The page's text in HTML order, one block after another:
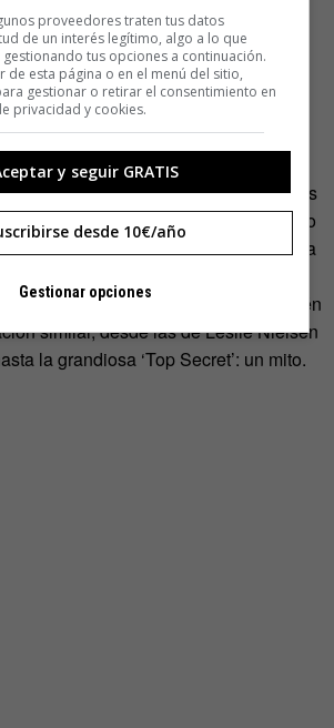
rollo posmoderno que tanto gusta. Los
deben mucho a los Monty Python, pero
también sus versiones. De más a
maestro, Gila. Las películas también
similar, desde las de Leslie Nielsen
la grandiosa ‘Top Secret’: un mito.
proveedores traten tus datos
de un interés legítimo, algo a lo que
tus opciones a continuación.
de esta página o en el menú del sitio,
gestionar o retirar el consentimiento en
privacidad y cookies.
y seguir GRATIS
desde 10€/año
Gestionar opciones